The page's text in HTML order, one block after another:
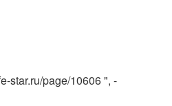
star.ru/page/10606 ", -